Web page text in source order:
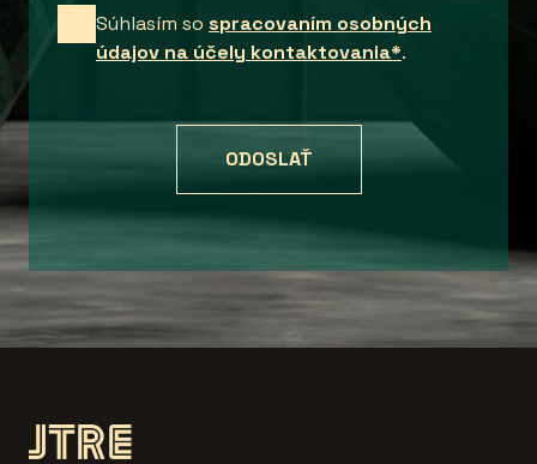
Súhlasím so spracovaním osobných
údajov na účely kontaktovania*.